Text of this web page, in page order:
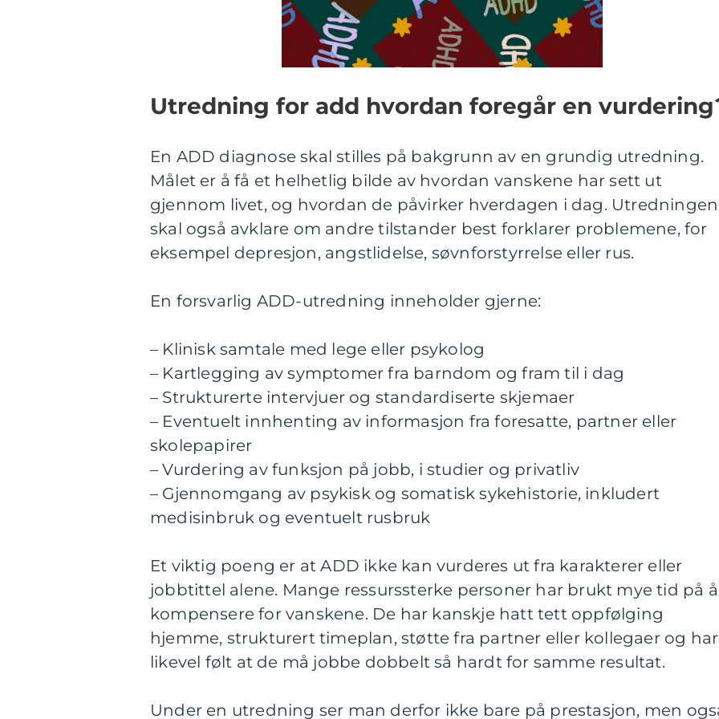
Utredning for add hvordan foregår en
En ADD diagnose skal stilles på bakgrunn av en grundig utredning.
Målet er å få et helhetlig bilde av hvordan vanskene har sett ut
gjennom livet, og hvordan de påvirker hverdagen i dag. Utredningen
skal også avklare om andre tilstander best forklarer problemene, for
eksempel depresjon, angstlidelse, søvnforstyrrelse eller rus.
En forsvarlig ADD-utredning inneholder gjerne:
– Klinisk samtale med lege eller psykolog
– Kartlegging av symptomer fra barndom og fram til i dag
– Strukturerte intervjuer og standardiserte skjemaer
– Eventuelt innhenting av informasjon fra foresatte, partner eller
skolepapirer
– Vurdering av funksjon på jobb, i studier og privatliv
– Gjennomgang av psykisk og somatisk sykehistorie, inkludert
medisinbruk og eventuelt rusbruk
Et viktig poeng er at ADD ikke kan vurderes ut fra karakterer eller
jobbtittel alene. Mange ressurssterke personer har brukt mye tid på å
kompensere for vanskene. De har kanskje hatt tett oppfølging
hjemme, strukturert timeplan, støtte fra partner eller kollegaer og har
likevel følt at de må jobbe dobbelt så hardt for samme resultat.
Under en utredning ser man derfor ikke bare på prestasjon, men